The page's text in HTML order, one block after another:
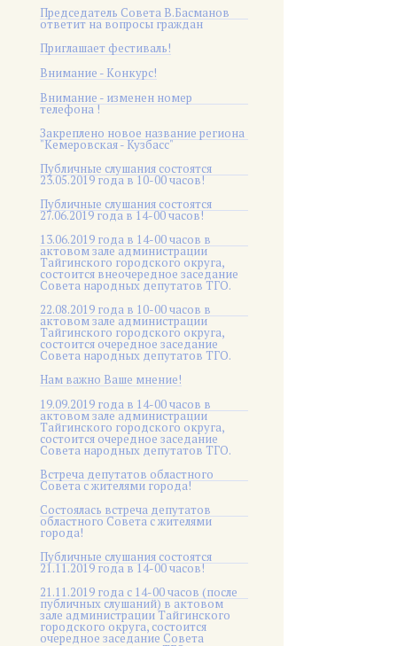
Председатель Совета В.Басманов
ответит на вопросы граждан
Приглашает фестиваль!
Внимание - Конкурс!
Внимание - изменен номер
телефона !
Закреплено новое название региона
"Кемеровская - Кузбасс"
Публичные слушания состоятся
23.05.2019 года в 10-00 часов!
Публичные слушания состоятся
27.06.2019 года в 14-00 часов!
13.06.2019 года в 14-00 часов в
актовом зале администрации
Тайгинского городского округа,
состоится внеочередное заседание
Совета народных депутатов ТГО.
22.08.2019 года в 10-00 часов в
актовом зале администрации
Тайгинского городского округа,
состоится очередное заседание
Совета народных депутатов ТГО.
Нам важно Ваше мнение!
19.09.2019 года в 14-00 часов в
актовом зале администрации
Тайгинского городского округа,
состоится очередное заседание
Совета народных депутатов ТГО.
Встреча депутатов областного
Совета с жителями города!
Состоялась встреча депутатов
областного Совета с жителями
города!
Публичные слушания состоятся
21.11.2019 года в 14-00 часов!
21.11.2019 года с 14-00 часов (после
публичных слушаний) в актовом
зале администрации Тайгинского
городского округа, состоится
очередное заседание Совета